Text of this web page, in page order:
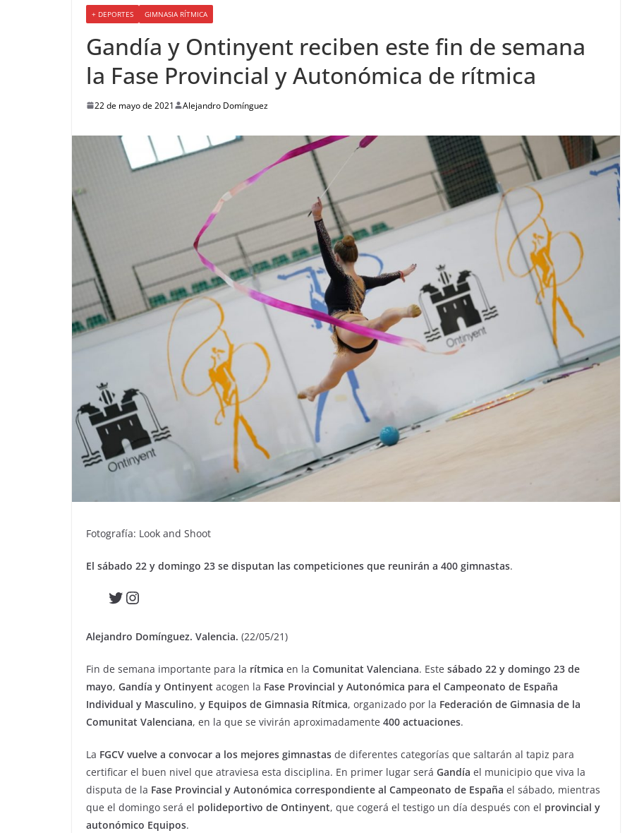
+ DEPORTES GIMNASIA RÍTMICA
Gandía y Ontinyent reciben este fin de semana
la Fase Provincial y Autonómica de rítmica
22 de mayo de 2021 Alejandro Domínguez
Fotografía: Look and Shoot
El sábado 22 y domingo 23 se disputan las competiciones que reunirán a 400 gimnastas.
Twitter
Instagram
Alejandro Domínguez. Valencia. (22/05/21)
Fin de semana importante para la rítmica en la Comunitat Valenciana. Este sábado 22 y domingo 23 de
mayo, Gandía y Ontinyent acogen la Fase Provincial y Autonómica para el Campeonato de España
Individual y Masculino, y Equipos de Gimnasia Rítmica, organizado por la Federación de Gimnasia de la
Comunitat Valenciana, en la que se vivirán aproximadamente 400 actuaciones.
La FGCV vuelve a convocar a los mejores gimnastas de diferentes categorías que saltarán al tapiz para
certificar el buen nivel que atraviesa esta disciplina. En primer lugar será Gandía el municipio que viva la
disputa de la Fase Provincial y Autonómica correspondiente al Campeonato de España el sábado, mientras
que el domingo será el polideportivo de Ontinyent, que cogerá el testigo un día después con el provincial y
autonómico Equipos.